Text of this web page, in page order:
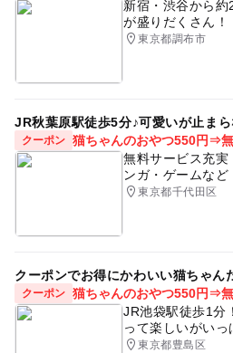
新宿・渋谷から
が盛りだくさん！
東京都調布市
JR秋葉原駅徒歩5分♪可愛いが止ま
クーポン 猫ちゃんのおやつ550円⇒
無料サービス充
ンガ・ゲームなど
東京都千代田区
クーポンでお得にかわいい猫ちゃん
クーポン 猫ちゃんのおやつ550円⇒
JR池袋駅徒歩1分
って楽しいがいっ
東京都豊島区